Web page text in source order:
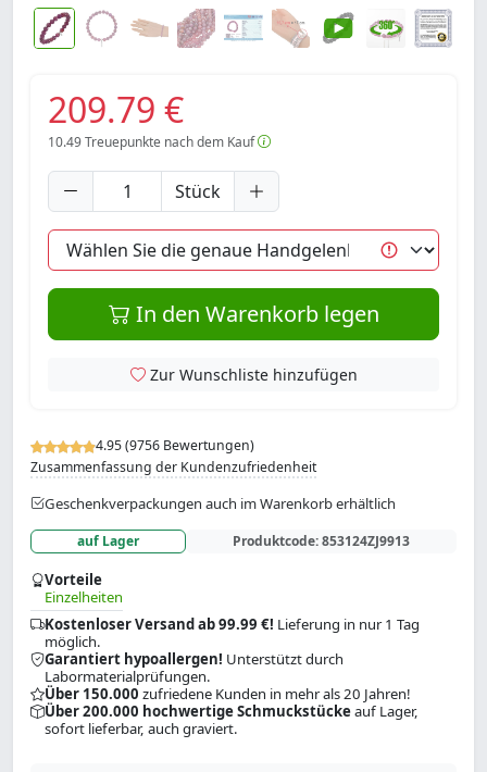
4.95 (9756 Bewertungen)
Zusammenfassung der Kundenzufriedenheit
Geschenkverpackungen auch im Warenkorb erhältlich
auf Lager Produktcode:853124ZJ9913
Vorteile
Einzelheiten
Kostenloser Versand ab 99.99 €! Lieferung in nur 1 Tag
möglich.
Garantiert hypoallergen! Unterstützt durch
Labormaterialprüfungen.
Über 150.000 zufriedene Kunden in mehr als 20 Jahren!
Über 200.000 hochwertige Schmuckstückeauf Lager,
sofort lieferbar, auch graviert.
209.79 €
10.49Treuepunkte nach dem Kauf
Stück
In den Warenkorb legen
Zur Wunschliste hinzufügen